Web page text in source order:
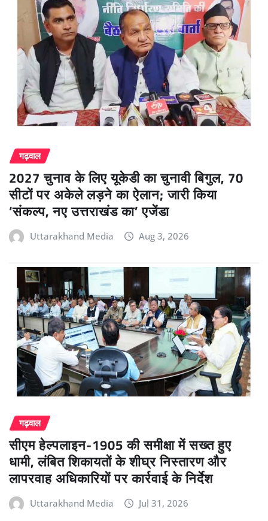
गढ़वाल
2027 चुनाव के लिए यूकेडी का चुनावी बिगुल, 70
सीटों पर अकेले लड़ने का ऐलान; जारी किया
‘संकल्प, नए उत्तराखंड का’ एजेंडा
Uttarakhand Media Aug 3, 2026
गढ़वाल
सीएम हेल्पलाइन-1905 की समीक्षा में सख्त हुए
धामी, लंबित शिकायतों के शीघ्र निस्तारण और
लापरवाह अधिकारियों पर कार्रवाई के निर्देश
Uttarakhand Media Jul 31, 2026